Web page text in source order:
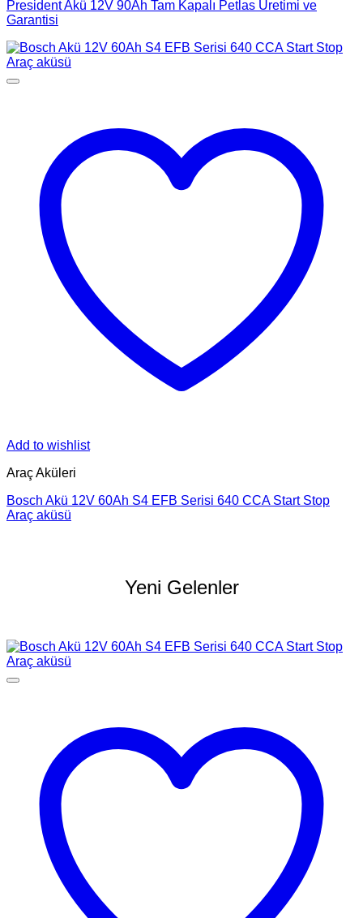
President Akü 12V 90Ah Tam Kapalı Petlas Üretimi ve
Garantisi
Add to wishlist
Araç Aküleri
Bosch Akü 12V 60Ah S4 EFB Serisi 640 CCA Start Stop
Araç aküsü
Yeni Gelenler